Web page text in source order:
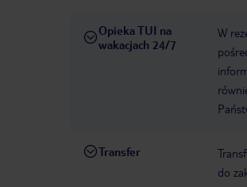
Opieka TUI na
wakacjach 24/7
W
Transfer
do